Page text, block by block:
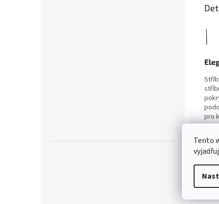
Tento
pro